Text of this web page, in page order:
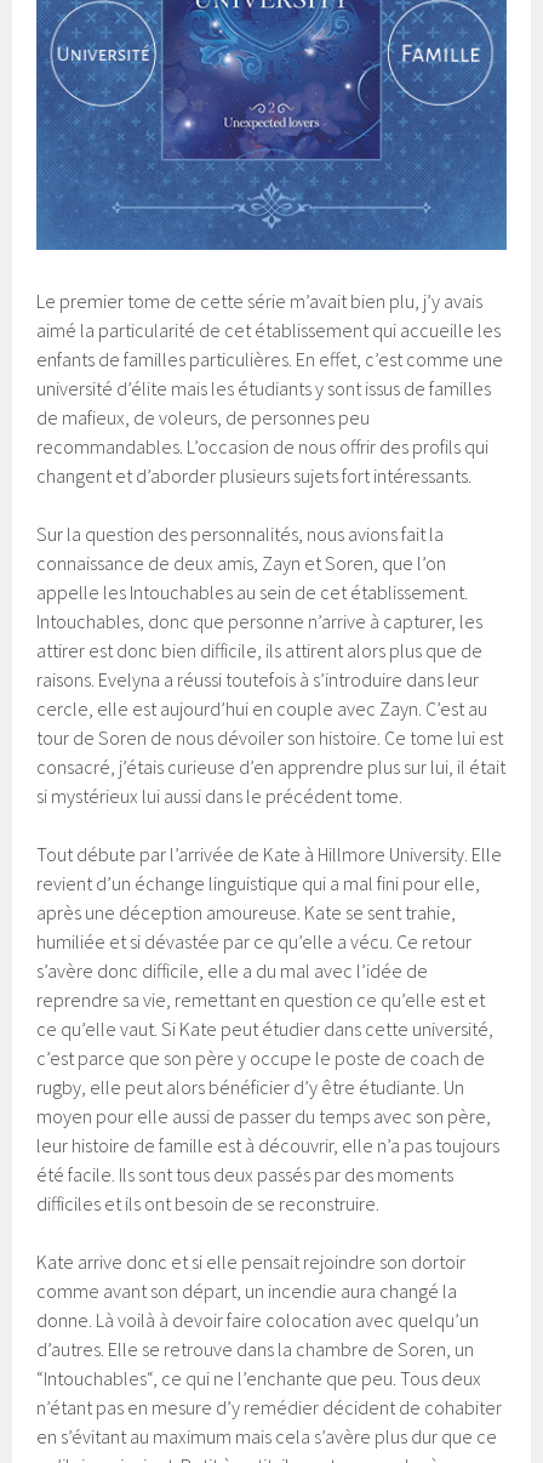
Le premier tome de cette série m’avait bien plu, j’y avais
aimé la particularité de cet établissement qui accueille les
enfants de familles particulières. En effet, c’est comme une
université d’élite mais les étudiants y sont issus de familles
de mafieux, de voleurs, de personnes peu
recommandables. L’occasion de nous offrir des profils qui
changent et d’aborder plusieurs sujets fort intéressants.
Sur la question des personnalités, nous avions fait la
connaissance de deux amis, Zayn et Soren, que l’on
appelle les Intouchables au sein de cet établissement.
Intouchables, donc que personne n’arrive à capturer, les
attirer est donc bien difficile, ils attirent alors plus que de
raisons. Evelyna a réussi toutefois à s’introduire dans leur
cercle, elle est aujourd’hui en couple avec Zayn. C’est au
tour de Soren de nous dévoiler son histoire. Ce tome lui est
consacré, j’étais curieuse d’en apprendre plus sur lui, il était
si mystérieux lui aussi dans le précédent tome.
Tout débute par l’arrivée de Kate à Hillmore University. Elle
revient d’un échange linguistique qui a mal fini pour elle,
après une déception amoureuse. Kate se sent trahie,
humiliée et si dévastée par ce qu’elle a vécu. Ce retour
s’avère donc difficile, elle a du mal avec l’idée de
reprendre sa vie, remettant en question ce qu’elle est et
ce qu’elle vaut. Si Kate peut étudier dans cette université,
c’est parce que son père y occupe le poste de coach de
rugby, elle peut alors bénéficier d’y être étudiante. Un
moyen pour elle aussi de passer du temps avec son père,
leur histoire de famille est à découvrir, elle n’a pas toujours
été facile. Ils sont tous deux passés par des moments
difficiles et ils ont besoin de se reconstruire.
Kate arrive donc et si elle pensait rejoindre son dortoir
comme avant son départ, un incendie aura changé la
donne. Là voilà à devoir faire colocation avec quelqu’un
d’autres. Elle se retrouve dans la chambre de Soren, un
“Intouchables“, ce qui ne l’enchante que peu. Tous deux
n’étant pas en mesure d’y remédier décident de cohabiter
en s’évitant au maximum mais cela s’avère plus dur que ce